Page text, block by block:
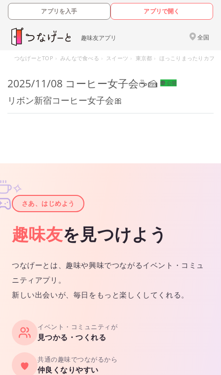
アプリを入手 アプリで開く
趣味友アプリ 全国
つなげーとTOP みんなで食べる スイーツ 東京都 ほっこりまったりカフェ
2025/11/08 コーヒー女子会☕️🍰 公開
リボン新宿コーヒー女子会🎀
✦
✧
さあ、はじめよう
趣味友を見つけよう
つなげーとは、趣味や興味でつながるイベント・コミュ
ニティアプリ。
新しい出会いが、毎日をもっと楽しくしてくれる。
イベント・コミュニティが
見つかる・つくれる
共通の趣味でつながるから
仲良くなりやすい